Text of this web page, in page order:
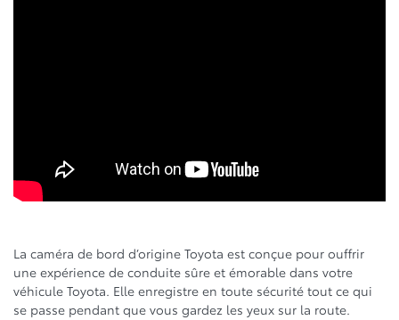
La caméra de bord d’origine Toyota est conçue pour ouffrir
une expérience de conduite sûre et émorable dans votre
véhicule Toyota. Elle enregistre en toute sécurité tout ce qui
se passe pendant que vous gardez les yeux sur la route.